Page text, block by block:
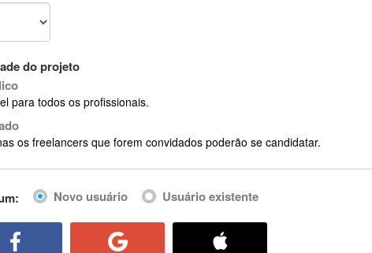
Toolkit (AWT)
do projeto
para todos os profissionais.
os freelancers que forem convidados poderão se candidatar.
Novo usuário Usuário existente